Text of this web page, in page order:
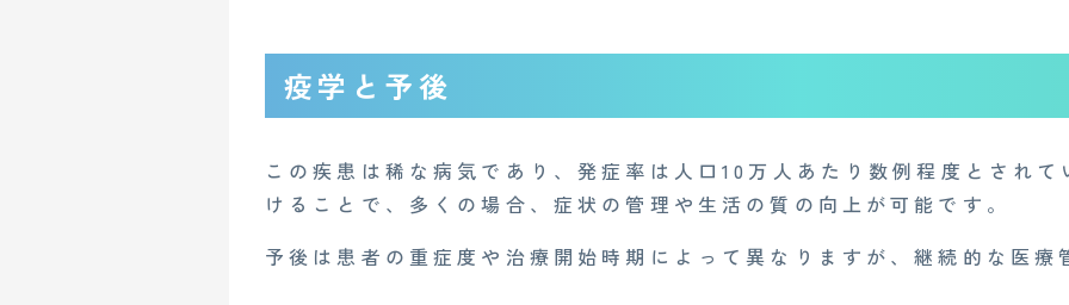
疫学と予後
この疾患は稀な病気であり、発症率は人口10万人あたり数例程度とされて
けることで、多くの場合、症状の管理や生活の質の向上が可能です。
予後は患者の重症度や治療開始時期によって異なりますが、継続的な医療